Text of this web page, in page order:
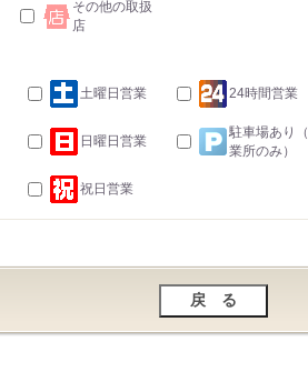
その他の取扱
店
土曜日営業 24時間営業
日曜日営業
駐車場あり
業所のみ）
祝日営業